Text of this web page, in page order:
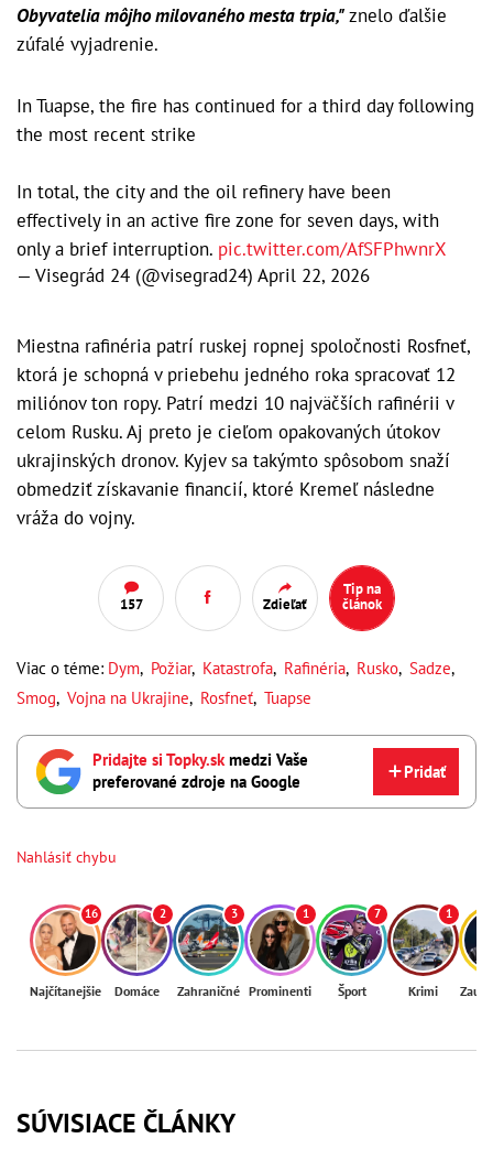
Obyvatelia môjho milovaného mesta trpia,"znelo ďalšie
zúfalé vyjadrenie.
In Tuapse, the fire has continued for a third day following
the most recent strike
In total, the city and the oil refinery have been
effectively in an active fire zone for seven days, with
only a brief interruption. pic.twitter.com/AfSFPhwnrX
— Visegrád 24 (@visegrad24) April 22, 2026
Miestna rafinéria patrí ruskej ropnej spoločnosti Rosfneť,
ktorá je schopná v priebehu jedného roka spracovať 12
miliónov ton ropy. Patrí medzi 10 najväčších rafinérii v
celom Rusku. Aj preto je cieľom opakovaných útokov
ukrajinských dronov. Kyjev sa takýmto spôsobom snaží
obmedziť získavanie financií, ktoré Kremeľ následne
vráža do vojny.
157 Zdieľať
Tip na
článok
Viac o téme: Dym, Požiar, Katastrofa, Rafinéria, Rusko, Sadze,
Smog, Vojna na Ukrajine, Rosfneť, Tuapse
Pridajte si Topky.skmedzi Vaše
preferované zdroje na Google
Pridať
Nahlásiť chybu
16
Najčítanejšie
2
Domáce
3
Zahraničné
1
Prominenti
7
Šport
1
Krimi
SÚVISIACE ČLÁNKY